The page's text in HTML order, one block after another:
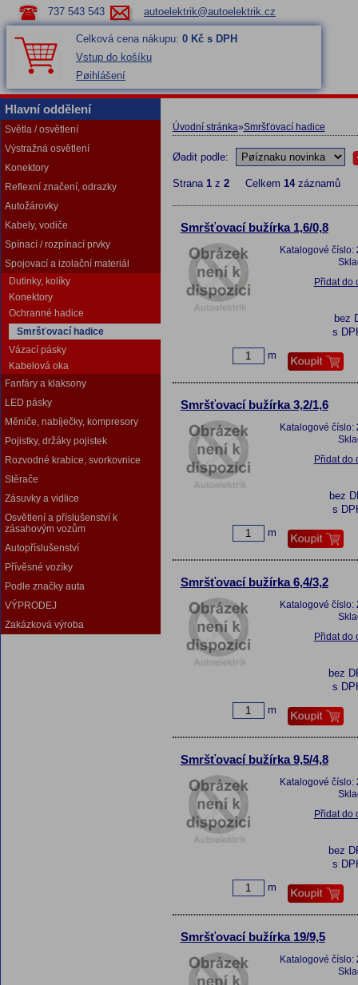
737 543 543 autoelektrik@autoelektrik.cz
Celková cena nákupu: 0 Kč s DPH
Vstup do košíku
Pøihlášení
Hlavní oddělení
Světla / osvětlení
Výstražná osvětlení
Konektory
Reflexní značení, odrazky
Autožárovky
Kabely, vodiče
Spínací / rozpínací prvky
Spojovací a izolační materiál
Dutinky, kolíky
Konektory
Ochranné hadice
Smršťovací hadice
Vázací pásky
Kabelová oka
Fanfáry a klaksony
LED pásky
Měniče, nabíječky, kompresory
Pojistky, držáky pojistek
Rozvodné krabice, svorkovnice
Stěrače
Zásuvky a vidlice
Osvětlení a příslušenství k
zásahovým vozům
Autopříslušenství
Přívěsné vozíky
Podle značky auta
VÝPRODEJ
Zakázková výroba
Úvodní stránka»Smršťovací hadice
Øadit podle:
Strana 1z 2Celkem 14záznamů
Smršťovací bužírka 1,6/0,8
Katalogové číslo:
Přidat do
bez
s
m
Smršťovací bužírka 3,2/1,6
Katalogové číslo:
Přidat do
bez
s
m
Smršťovací bužírka 6,4/3,2
Katalogové číslo:
Přidat do
bez
s
m
Smršťovací bužírka 9,5/4,8
Katalogové číslo:
Přidat do
bez
s
m
Smršťovací bužírka 19/9,5
Katalogové číslo: